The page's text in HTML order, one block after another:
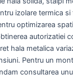
izolare termica si
optimizarea
autorizatiei
hala metalica
Pentru un
consultarea